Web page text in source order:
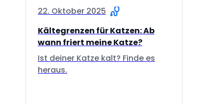
22. Oktober 2025
Kältegrenzen für Katzen: Ab
wann friert meine Katze?
Ist deiner Katze kalt? Finde es
heraus.